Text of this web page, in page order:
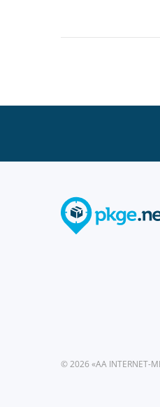
© 2026 «AA INTERNET-